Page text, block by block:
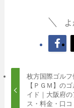
枚方国際ゴルフ
【ＰＧＭ】の
イド｜大阪府の
ス・料金・口コ